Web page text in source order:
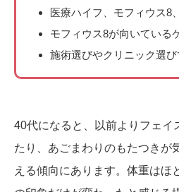
美容医療コラム
医療ハイフ、モフィウス8
モフィウス8が向いている
施術選びやクリニック選
40代になると、以前よりフェイ
たり、あごまわりのもたつきが
える傾向にあります。体重はほ